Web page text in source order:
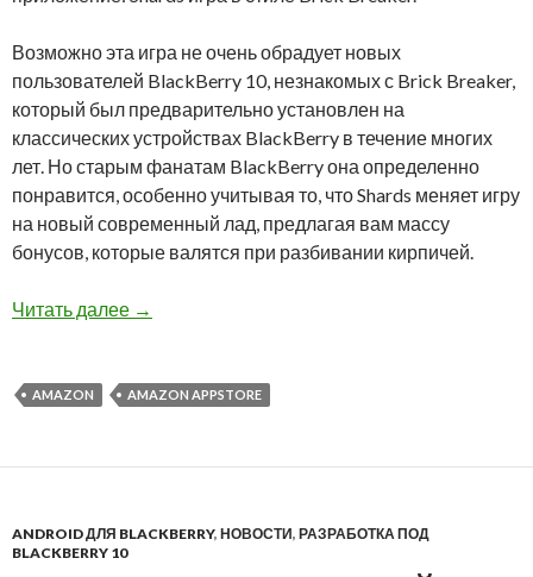
Возможно эта игра не очень обрадует новых
пользователей BlackBerry 10, незнакомых с Brick Breaker,
который был предварительно установлен на
классических устройствах BlackBerry в течение многих
лет. Но старым фанатам BlackBerry она определенно
понравится, особенно учитывая то, что Shards меняет игру
на новый современный лад, предлагая вам массу
бонусов, которые валятся при разбивании кирпичей.
Читать далее Приложение дня в Amazon Appstore: Shards
→
AMAZON AMAZON APPSTORE
ANDROID ДЛЯ BLACKBERRY, НОВОСТИ, РАЗРАБОТКА ПОД
BLACKBERRY 10